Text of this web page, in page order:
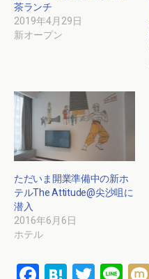
茶ランチ
2019年4月29日
新オープン
ただいま開業準備中の新ホ
テルThe Attitude@尖沙咀に
潜入
2016年6月6日
ホテル